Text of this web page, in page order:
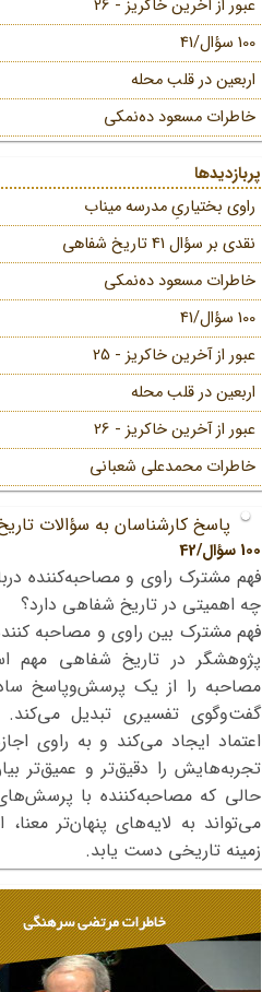
عبور از آخرین خاکریز - 26
100 سؤال/41
اربعین در قلب محله
خاطرات مسعود ده‌نمکی
پربازدیدها
راوی بختیاریِ مدرسه میناب
نقدی بر سؤال 41 تاریخ شفاهی
خاطرات مسعود ده‌نمکی
100 سؤال/41
عبور از آخرین خاکریز - 25
اربعین در قلب محله
عبور از آخرین خاکریز - 26
خاطرات محمد‌علی شعبانی
پاسخ کارشناسان به سؤالات
100 سؤال/42
فهم مشترک راوی و مصاحبه‌کننده
چه اهمیتی در تاریخ شفاهی دارد؟
فهم مشترک بین راوی و مصاحبه
پژوهشگر در تاریخ شفاهی
مصاحبه را از یک پرسش‌وپاسخ
گفت‌وگوی تفسیری تبدیل می‌کند.
اعتماد ایجاد می‌کند و به راوی
تجربه‌هایش را دقیق‌تر و عمیق‌تر
حالی که مصاحبه‌کننده با پرسش‌های
می‌تواند به لایه‌های پنهان‌تر
زمینه تاریخی دست یابد.